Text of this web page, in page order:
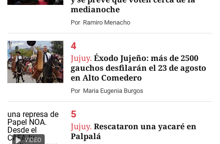
medianoche
Por Ramiro Menacho
Jujuy. Éxodo Jujeño: más de 2500
gauchos desfilarán el 23 de agosto
en Alto Comedero
Por Maria Eugenia Burgos
VIDEO
Jujuy. Rescataron una yacaré en
Palpalá